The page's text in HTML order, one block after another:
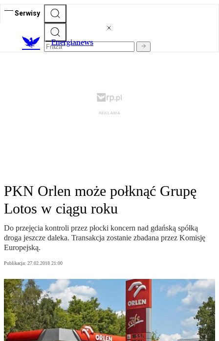
Serwisy
Energianews
PKN Orlen może połknąć Grupę
Lotos w ciągu roku
Do przejęcia kontroli przez płocki koncern nad gdańską spółką
droga jeszcze daleka. Transakcja zostanie zbadana przez Komisję
Europejską.
Publikacja: 27.02.2018 21:00